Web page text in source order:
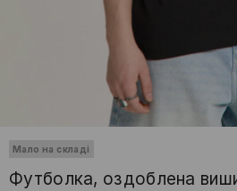
Мало на складі
Футболка, оздоблена